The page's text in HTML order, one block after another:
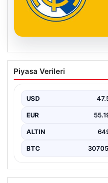
05.08.2026
Fulham, Real
Anlaştı: Toplamda
Gerçekleşti
Premier Lig’in köklü
pazarlığında önemli bir
La…
Piyasa Verileri
USD
EUR
ALTIN
BTC